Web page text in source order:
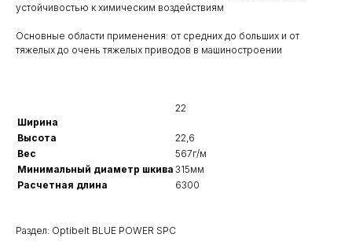
устойчивостью к химическим воздействиям
Основные области применения: от средних до больших и от
тяжелых до очень тяжелых приводов в машиностроении
Ширина
22
Высота
22,6
Вес
567г/м
Минимальный диаметр шкива 315мм
Расчетная длина
6300
Раздел: Optibelt BLUE POWER SPC